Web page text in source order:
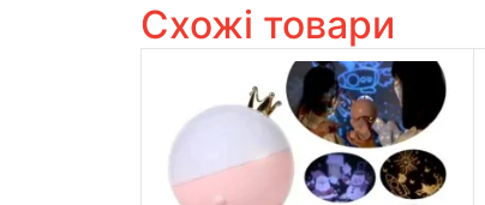
Схожі товари